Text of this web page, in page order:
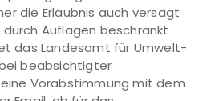
die Erlaubnis auch versagt
Auflagen beschränkt
das Landesamt für Umwelt-
beabsichtigter
Vorabstimmung mit dem